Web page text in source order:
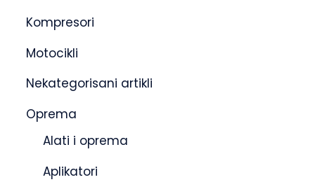
Kompresori
Motocikli
Nekategorisani artikli
Oprema
Alati i oprema
Aplikatori